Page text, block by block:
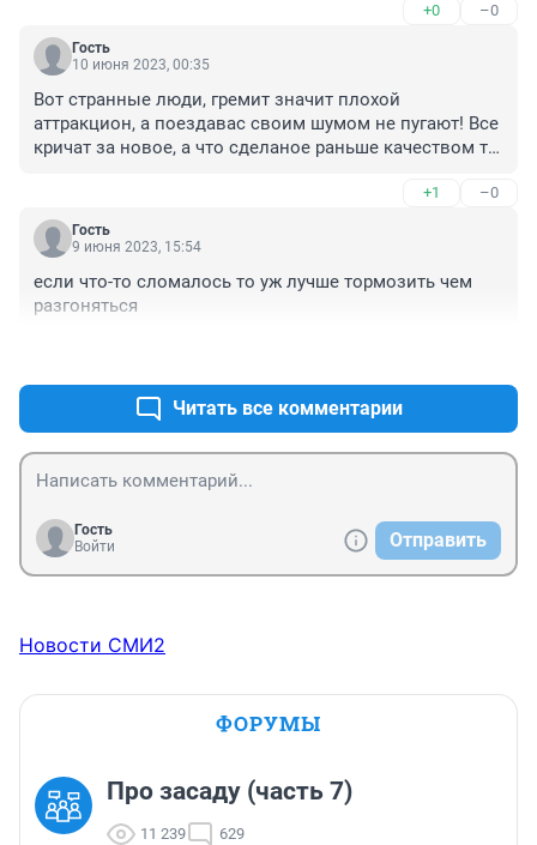
медленно подъехал к выходу. Я пожаловалась и
попросила объяснений, но ничего не дождалась,
ответили,что так всегда и было у них ..
+0 –0
Гость
10 июня 2023, 00:35
Вот странные люди, гремит значит плохой
аттракцион, а поездавас своим шумом не пугают! Все
кричат за новое, а что сделаное раньше качеством то
Нормальный аттракцион, чё за буря в стакане воды...
+1 –0
Гость
9 июня 2023, 15:54
если что-то сломалось то уж лучше тормозить чем
разгоняться
Читать все комментарии
Гость
Войти
Отправить
Новости СМИ2
ФОРУМЫ
Про засаду (часть 7)
11 239 629